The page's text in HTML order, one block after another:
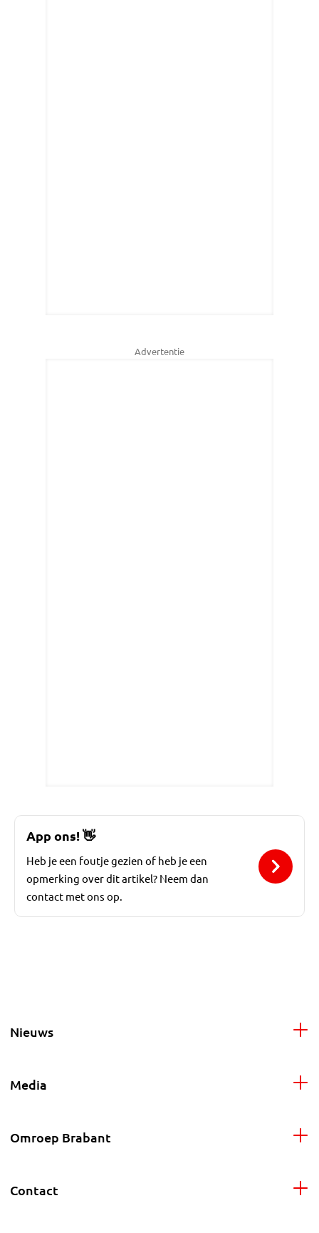
Advertentie
App ons!👋
Heb je een foutje gezien of heb je een
opmerking over dit artikel? Neem dan
contact met ons op.
Nieuws
Media
Omroep Brabant
Contact